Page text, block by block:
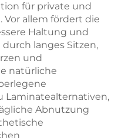
für private und
Vor allem fördert die
Haltung und
langes Sitzen,
und
natürliche
Laminatealternativen,
Abnutzung